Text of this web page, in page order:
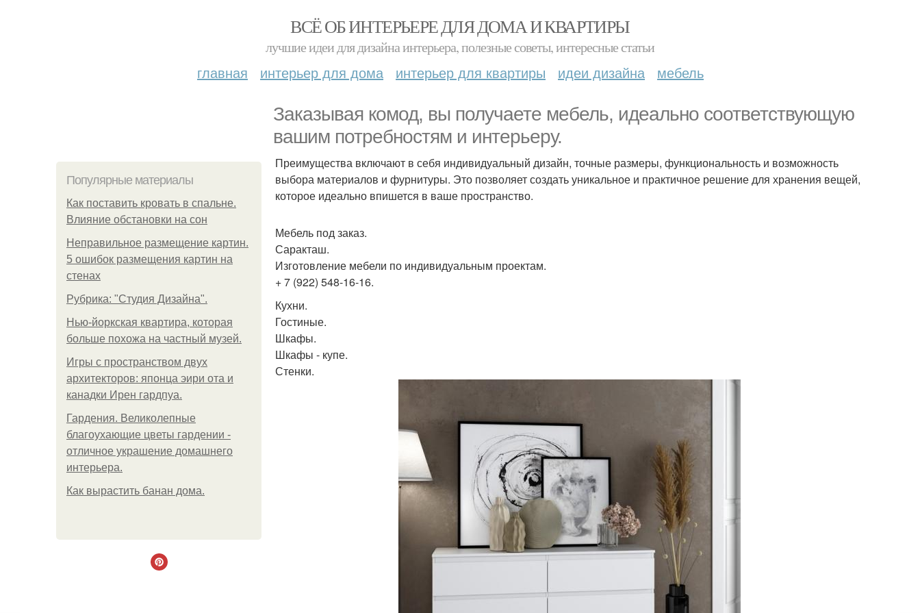
ВСЁ ОБ ИНТЕРЬЕРЕ ДЛЯ ДОМА И КВАРТИРЫ
лучшие идеи для дизайна интерьера, полезные советы, интересные статьи
главная интерьер для дома интерьер для квартиры идеи дизайна мебель
Заказывая комод, вы получаете мебель, идеально соответствующую
вашим потребностям и интерьеру.
Популярные материалы
Как поставить кровать в спальне.
Влияние обстановки на сон
Неправильное размещение картин.
5 ошибок размещения картин на
стенах
Рубрика: "Студия Дизайна".
Нью-йоркская квартира, которая
больше похожа на частный музей.
Игры с пространством двух
архитекторов: японца эири ота и
канадки Ирен гардпуа.
Гардения. Великолепные
благоухающие цветы гардении -
отличное украшение домашнего
интерьера.
Как вырастить банан дома.
Преимущества включают в себя индивидуальный дизайн, точные размеры, функциональность и возможность
выбора материалов и фурнитуры. Это позволяет создать уникальное и практичное решение для хранения вещей,
которое идеально впишется в ваше пространство.
Мебель под заказ.
Саракташ.
Изготовление мебели по индивидуальным проектам.
+ 7 (922) 548-16-16.
Кухни.
Гостиные.
Шкафы.
Шкафы - купе.
Стенки.